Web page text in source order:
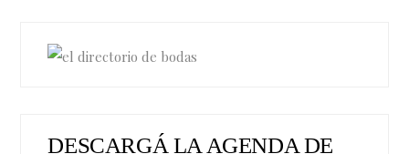
DESCARGÁ LA AGENDA DE